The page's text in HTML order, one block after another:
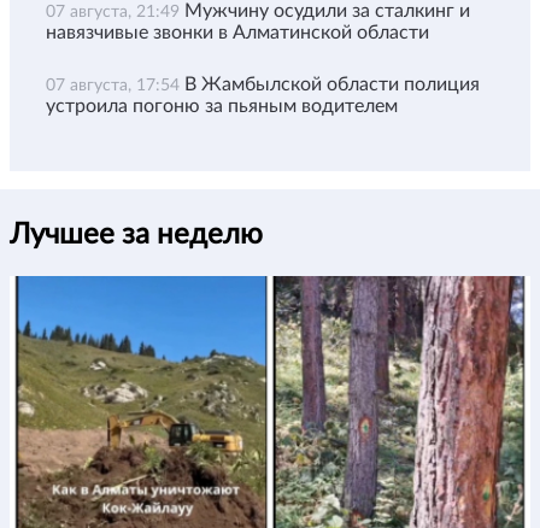
07 августа, 21:49 Мужчину осудили за сталкинг и
навязчивые звонки в Алматинской области
07 августа, 17:54 В Жамбылской области полиция
устроила погоню за пьяным водителем
Лучшее за неделю